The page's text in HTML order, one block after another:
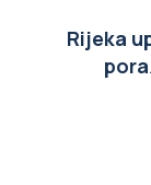
Rijeka